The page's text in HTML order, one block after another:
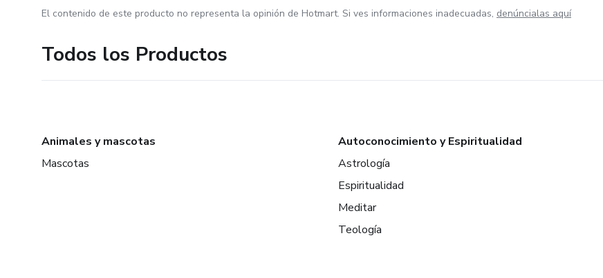
El contenido de este producto no representa la opinión de Hotmart. Si ves informaciones inadecuadas, denúncialas aquí
Todos los Productos
Animales y mascotas
Mascotas
Autoconocimiento y Espiritualidad
Astrología
Espiritualidad
Meditar
Teología